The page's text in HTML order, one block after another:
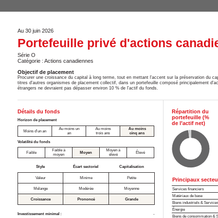
Au 30 juin 2026
Portefeuille privé d'actions
Série O
Catégorie : Actions canadiennes
Objectif de placement
Procurer une croissance du capital à long terme, tout en mettant l'accent sur la préservation du
titres d'autres organismes de placement collectif, dans un portefeuille composé principalement
étrangers ne devraient pas dépasser environ 10 % de l'actif du fonds.
Détails du fonds
Horizon de placement
Moins d'un an
Au moins un
an
Au moins
trois ans
Au moins
cinq ans
Volatilité du fonds
Faible
Faible à
moyen
Moyen
Moyen à
élevé
Élevé
Style Écart sectoriel Capitalisation
Valeur Minime Petite
Mélange Modérée Moyenne
Croissance Prononcé Grande
Investissement minimal : -
Répartition du
portefeuille (%
de l’actif net)
Principaux
Services financiers
Matériaux de base
Biens industriels &
Énergie
Biens de consommation &